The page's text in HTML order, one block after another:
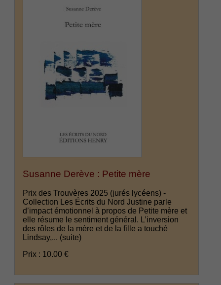
Susanne Derève : Petite mère
Prix des Trouvères 2025 (jurés lycéens) -
Collection Les Écrits du Nord Justine parle
d’impact émotionnel à propos de Petite mère et
elle résume le sentiment général. L’inversion
des rôles de la mère et de la fille a touché
Lindsay,... (suite)
Prix : 10.00 €